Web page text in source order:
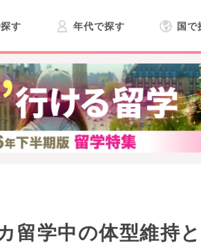
す 年代で探す 国で
留学中の体型維持と